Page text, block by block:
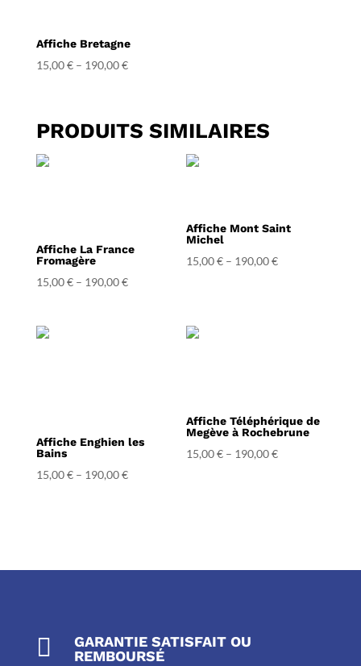
Affiche Bretagne
15,00€– 190,00€
PRODUITS SIMILAIRES
Affiche La France
Fromagère
15,00€– 190,00€
Affiche Mont Saint
Michel
15,00€ – 190,00€
Affiche Enghien les
Bains
15,00€– 190,00€
Affiche Téléphérique de
Megève à Rochebrune
15,00€ – 190,00€

GARANTIE SATISFAIT OU
REMBOURSÉ